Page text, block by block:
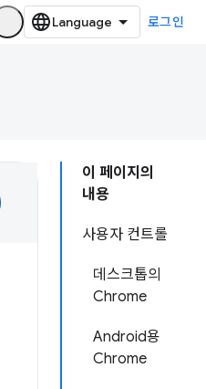
로그인
이 페이지의
내용
사용자 컨트롤
데스크톱의
Chrome
Android용
Chrome